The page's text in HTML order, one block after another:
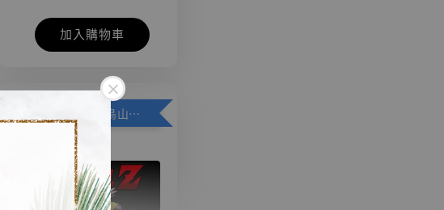
加入購物車
加購優惠【悟空 鳥山明紀念款 [奇蹟工作室]】